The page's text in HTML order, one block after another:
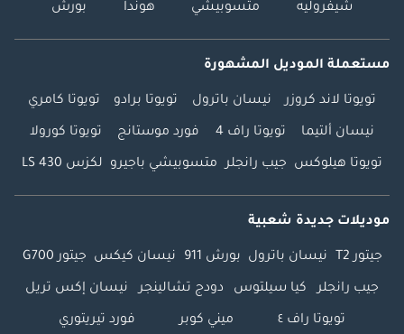
شيفروليه متسوبيشي هوندا بورش
مستعملة الموديل المشهورة
تويوتا لاند كروزر نيسان باترول تويوتا برادو تويوتا كامري
نيسان ألتيما تويوتا راف 4 فورد موستانج تويوتا كورولا
تويوتا هيلوكس جيب رانجلر متسوبيشي باجيرو لكزس LS 430
موديلات جديدة شعبية
جيتور T2 نيسان باترول بورش 911 نيسان كيكس جيتور G700
جيب رانجلر كيا سيلتوس دودج تشالينجر نيسان إكس تريل
تويوتا راف ٤ ميني كوبر فورد تيريتوري